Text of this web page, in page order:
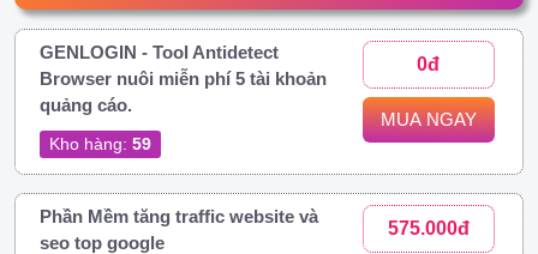
GENLOGIN - Tool Antidetect
Browser nuôi miễn phí 5 tài khoản
quảng cáo.
Kho hàng: 59
0đ
MUA NGAY
Phần Mềm tăng traffic website và
seo top google
575.000đ